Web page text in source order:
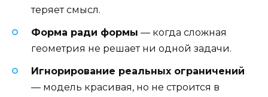
теряет смысл.
Форма ради формы — когда сложная
геометрия не решает ни одной задачи.
Игнорирование реальных ограничений
— модель красивая, но не строится в